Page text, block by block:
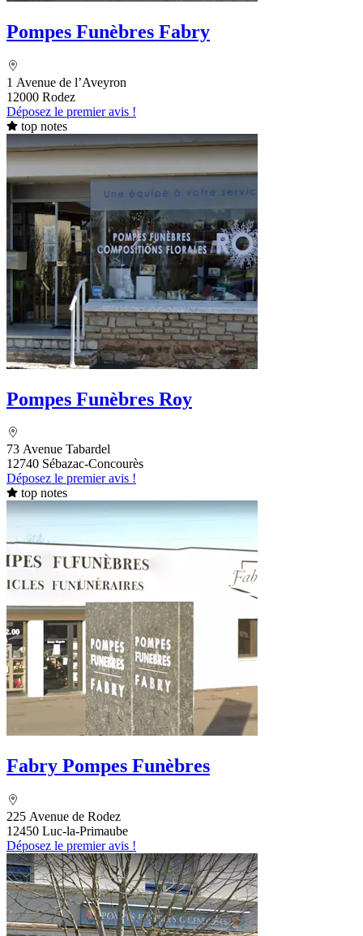
Pompes Funèbres Fabry
1 Avenue de l’Aveyron
12000 Rodez
Déposez le premier avis !
top notes
Pompes Funèbres Roy
73 Avenue Tabardel
12740 Sébazac-Concourès
Déposez le premier avis !
top notes
Fabry Pompes Funèbres
225 Avenue de Rodez
12450 Luc-la-Primaube
Déposez le premier avis !